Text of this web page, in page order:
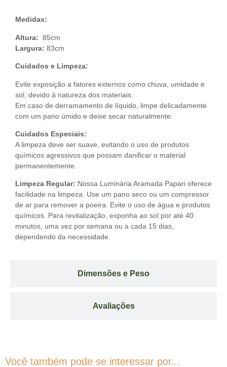
Dimensões e Peso
Avaliações
Medidas:
Altura: 85cm
Largura: 83cm
Cuidados e Limpeza:
Evite exposição a fatores externos como chuva, umidade e
sol, devido à natureza dos materiais.
Em caso de derramamento de líquido, limpe delicadamente
com um pano úmido e deixe secar naturalmente.
Cuidados Especiais:
A limpeza deve ser suave, evitando o uso de produtos
químicos agressivos que possam danificar o material
permanentemente.
Limpeza Regular: Nossa Luminária Aramada Papari oferece
facilidade na limpeza. Use um pano seco ou um compressor
de ar para remover a poeira. Evite o uso de água e produtos
químicos. Para revitalização, exponha ao sol por até 40
minutos, uma vez por semana ou a cada 15 dias,
dependendo da necessidade.
Você também pode se interessar por...